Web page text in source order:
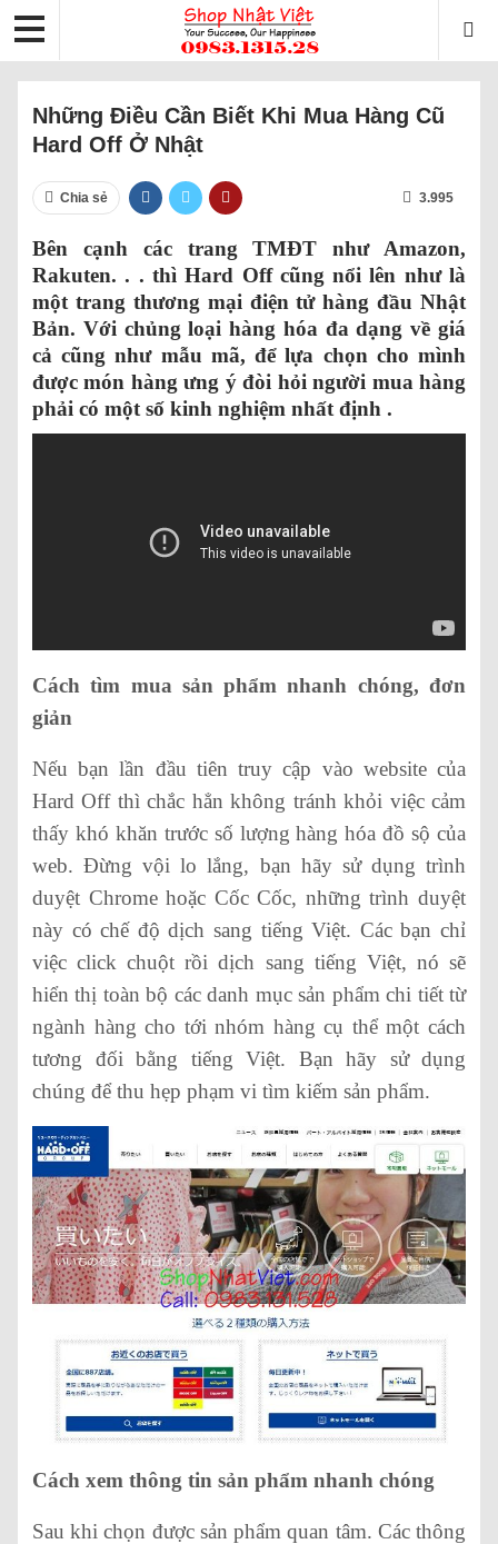
Những Điều Cần Biết Khi Mua Hàng Cũ
Hard Off Ở Nhật
Chia sẻ 3.995
Bên cạnh các trang TMĐT như Amazon,
Rakuten. . . thì Hard Off cũng nổi lên như là
một trang thương mại điện tử hàng đầu Nhật
Bản. Với chủng loại hàng hóa đa dạng về giá
cả cũng như mẫu mã, để lựa chọn cho mình
được món hàng ưng ý đòi hỏi người mua hàng
phải có một số kinh nghiệm nhất định .
Cách tìm mua sản phẩm nhanh chóng, đơn
giản
Nếu bạn lần đầu tiên truy cập vào website của
Hard Off thì chắc hẳn không tránh khỏi việc cảm
thấy khó khăn trước số lượng hàng hóa đồ sộ của
web. Đừng vội lo lắng, bạn hãy sử dụng trình
duyệt Chrome hoặc Cốc Cốc, những trình duyệt
này có chế độ dịch sang tiếng Việt. Các bạn chỉ
việc click chuột rồi dịch sang tiếng Việt, nó sẽ
hiển thị toàn bộ các danh mục sản phẩm chi tiết từ
ngành hàng cho tới nhóm hàng cụ thể một cách
tương đối bằng tiếng Việt. Bạn hãy sử dụng
chúng để thu hẹp phạm vi tìm kiếm sản phẩm.
Cách xem thông tin sản phẩm nhanh chóng
Sau khi chọn được sản phẩm quan tâm. Các thông